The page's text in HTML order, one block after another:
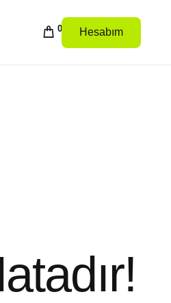
0 Hesabım